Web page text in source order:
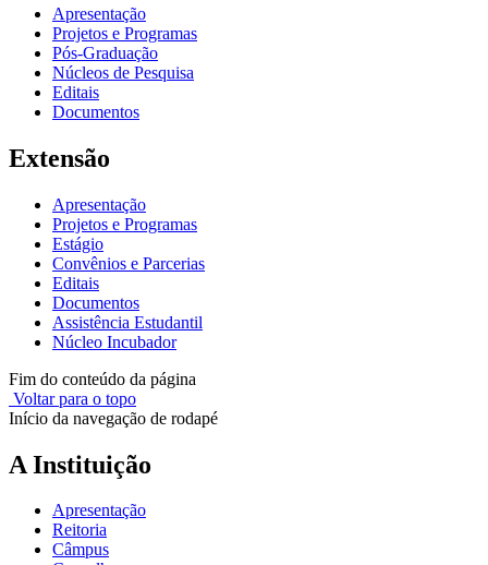
Apresentação
Projetos e Programas
Pós-Graduação
Núcleos de Pesquisa
Editais
Documentos
Extensão
Apresentação
Projetos e Programas
Estágio
Convênios e Parcerias
Editais
Documentos
Assistência Estudantil
Núcleo Incubador
Fim do conteúdo da página
Voltar para o topo
Início da navegação de rodapé
A Instituição
Apresentação
Reitoria
Câmpus